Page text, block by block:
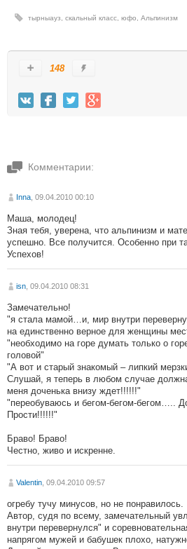
тырныауз скальный класс юфо Альпинизм
148
Комментарии:
Inna , 09.04.2010 00:10
Маша, молодец!
Зная тебя, уверена, что альпинизм и
успешно. Все получится. Особенно при
Успехов!
isn , 09.04.2010 08:31
Замечательно!
"я стала мамой…и, мир внутри
на единственно верное для женщины
"необходимо на горе думать только о
головой"
"А вот и старый знакомый – липкий
Слушай, я теперь в любом случае
меня доченька внизу ждет!!!!!!"
"переобуваюсь и бегом-бегом-бегом…..
Прости!!!!!!"
Браво! Браво!
Честно, живо и искренне.
Valentin , 09.04.2010 09:57
огребу тучу минусов, но не понравилось.
Автор, судя по всему, замечательный
внутри перевернулся" и
напрягом мужей и бабушек плохо,